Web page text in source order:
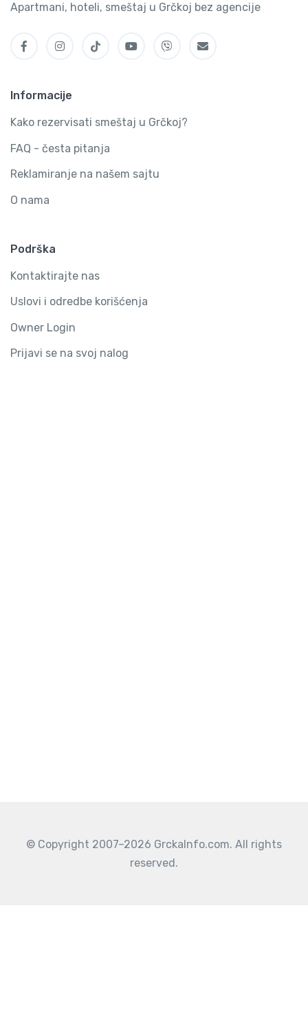
Apartmani, hoteli, smeštaj u Grčkoj bez agencije
Informacije
Kako rezervisati smeštaj u Grčkoj?
FAQ - česta pitanja
Reklamiranje na našem sajtu
O nama
Podrška
Kontaktirajte nas
Uslovi i odredbe korišćenja
Owner Login
Prijavi se na svoj nalog
© Copyright 2007–2026 GrckaInfo.com. All rights
reserved.